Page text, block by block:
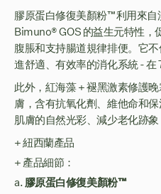
膠原蛋白修復美顏粉™利用來自
Bimuno® GOS 的益生元特性
腹脹和支持腸道規律排便。它
進舒適、有效率的消化系統 - 在
此外，紅海藻 + 褪黑激素修護
膚，含有抗氧化劑、維他命和
肌膚的自然光彩、減少老化跡象
+ 紐西蘭產品
+ 產品細節：
a. 膠原蛋白修復美顏粉™